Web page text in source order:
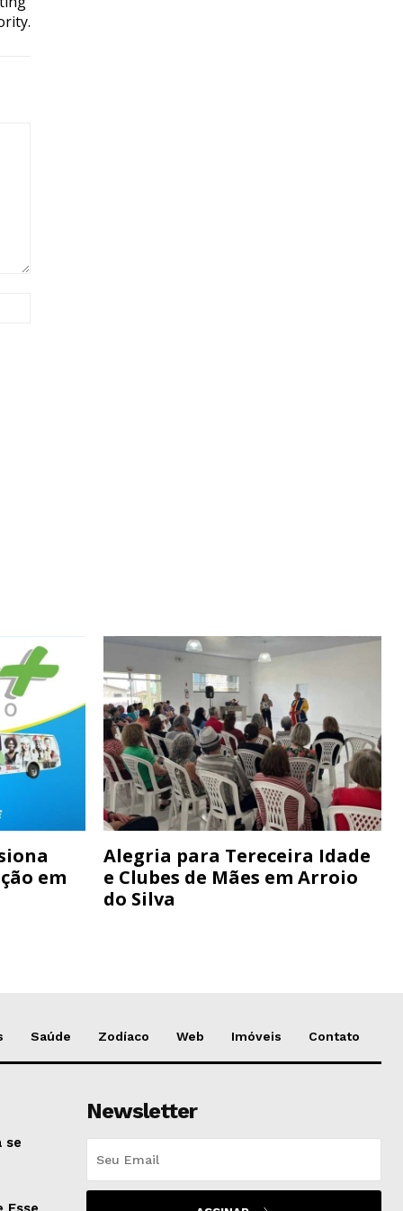
em
Alegria para Tereceira Idade
e Clubes de Mães em Arroio
do Silva
Saúde Zodíaco Web Imóveis Contato
se
Newsletter